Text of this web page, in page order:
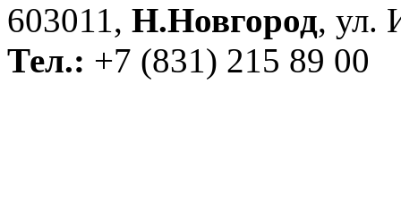
603011, Н.Новгород, ул.
Тел.: +7 (831) 215 89 00